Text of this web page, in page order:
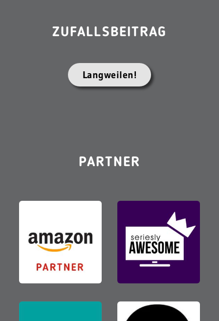
ZUFALLSBEITRAG
Langweilen!
PARTNER